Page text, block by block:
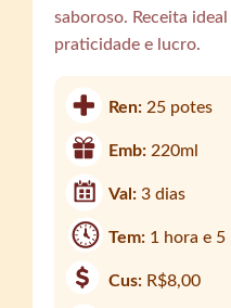
saboroso. Receita
praticidade e lucro.
Ren: 25 potes
Emb: 220ml
Val:3 dias
Tem: 1 hora e 5
Cus: R$8,00